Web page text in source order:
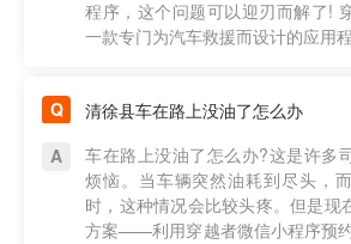
程序，这个问题可以迎刃而解了!
一款专门为汽车救援而设计的应用
清徐县车在路上没油了怎么办
车在路上没油了怎么办?这是许多
烦恼。当车辆突然油耗到尽头，
时，这种情况会比较头疼。但是现
方案——利用穿越者微信小程序预